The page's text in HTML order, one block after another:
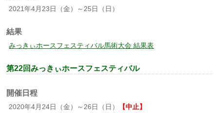
2021年4月23日（金）～25日（日）
結果
みっきぃホースフェスティバル馬術大会 結果表
第22回みっきぃホースフェスティバル
開催日程
2020年4月24日（金）～26日（日） 【中止】